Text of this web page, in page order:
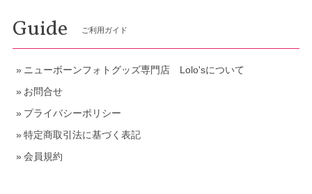
Guide ご利用ガイド
ニューボーンフォトグッズ専門店 Lolo'sについて
お問合せ
プライバシーポリシー
特定商取引法に基づく表記
会員規約